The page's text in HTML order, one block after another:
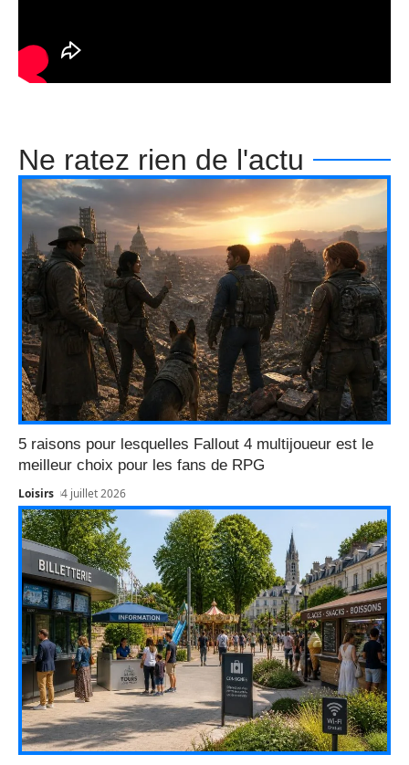
Ne ratez rien de l'actu
5 raisons pour lesquelles Fallout 4 multijoueur est le
meilleur choix pour les fans de RPG
Loisirs 4 juillet 2026